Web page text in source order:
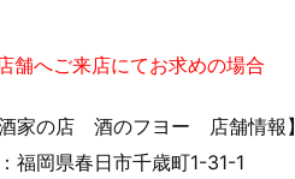
舗へご来店にてお求めの場合
酒家の店 酒のフヨー 店舗情報】
福岡県春日市千歳町1-31-1